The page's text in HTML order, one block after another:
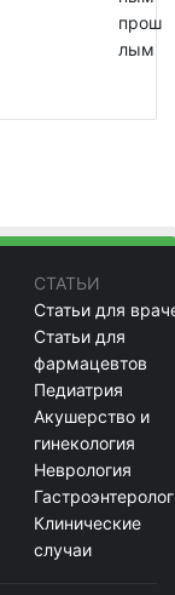
прош
лым
СТАТЬИ
Статьи для
Статьи для
фармацевтов
Педиатрия
Акушерство и
гинекология
Неврология
Клинические
случаи